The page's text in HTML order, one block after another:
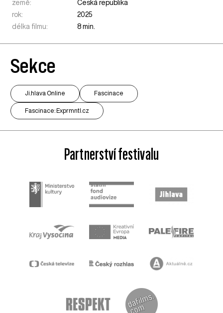
země:
Česká republika
rok:
2025
délka filmu:
8 min.
Sekce
Ji.hlava Online Fascinace
Fascinace: Exprmntl.cz
Partnerství festivalu